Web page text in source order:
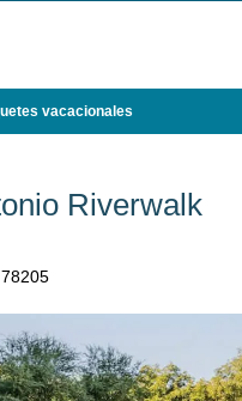
vacacionales
Riverwalk